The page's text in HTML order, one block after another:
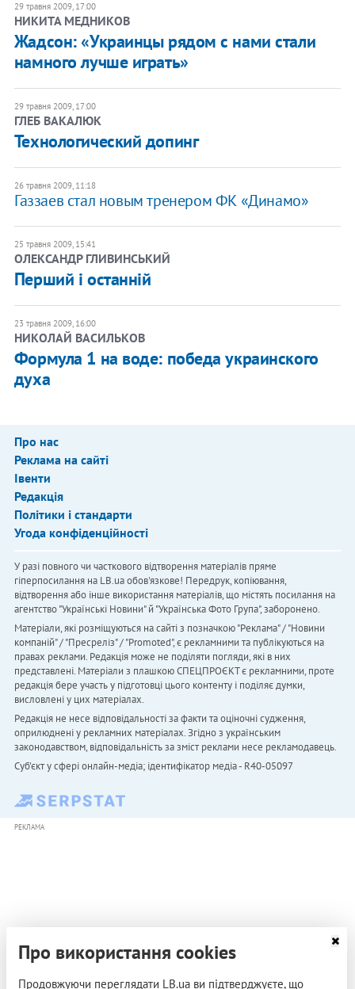
29 травня 2009, 17:00
НИКИТА МЕДНИКОВ
Жадсон: «Украинцы рядом с нами стали
намного лучше играть»
29 травня 2009, 17:00
ГЛЕБ ВАКАЛЮК
Технологический допинг
26 травня 2009, 11:18
Газзаев стал новым тренером ФК «Динамо»
25 травня 2009, 15:41
ОЛЕКСАНДР ГЛИВИНСЬКИЙ
Перший і останній
23 травня 2009, 16:00
НИКОЛАЙ ВАСИЛЬКОВ
Формула 1 на воде: победа украинского
духа
Про нас
Реклама на сайті
Івенти
Редакція
Політики і стандарти
Угода конфіденційності
У разі повного чи часткового відтворення матеріалів пряме
гіперпосилання на LB.ua обов'язкове! Передрук, копіювання,
відтворення або інше використання матеріалів, що містять посилання на
агентство "Українськi Новини" й "Українська Фото Група", заборонено.
Матеріали, які розміщуються на сайті з позначкою "Реклама" / "Новини
компаній" / "Пресреліз" / "Promoted", є рекламними та публікуються на
правах реклами. Редакція може не поділяти погляди, які в них
представлені. Матеріали з плашкою СПЕЦПРОЄКТ є рекламними, проте
редакція бере участь у підготовці цього контенту і поділяє думки,
висловлені у цих матеріалах.
Редакція не несе відповідальності за факти та оціночні судження,
оприлюднені у рекламних матеріалах. Згідно з українським
законодавством, відповідальність за зміст реклами несе рекламодавець.
Cуб'єкт у сфері онлайн-медіа; ідентифікатор медіа - R40-05097
РЕКЛАМА
Про використання cookies
Продовжуючи переглядати LB.ua ви підтверджуєте, що